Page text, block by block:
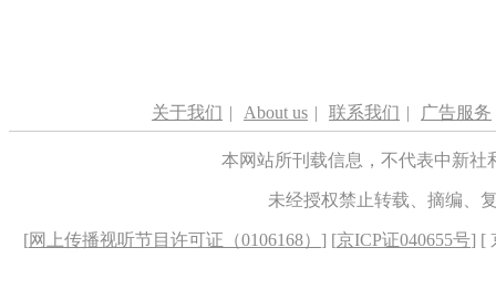
关于我们 | About us | 联系我们 | 广告服务
本网站所刊载信息，不代表中新
未经授权禁止转载、摘编、
[网上传播视听节目许可证（0106168） ] [京ICP证040655号] [